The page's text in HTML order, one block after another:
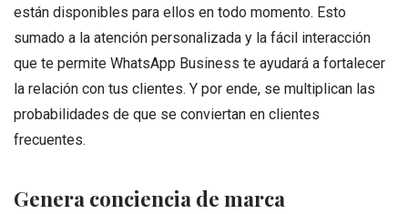
están disponibles para ellos en todo momento. Esto
sumado a la atención personalizada y la fácil interacción
que te permite WhatsApp Business te ayudará a fortalecer
la relación con tus clientes. Y por ende, se multiplican las
probabilidades de que se conviertan en clientes
frecuentes.
Genera conciencia de marca